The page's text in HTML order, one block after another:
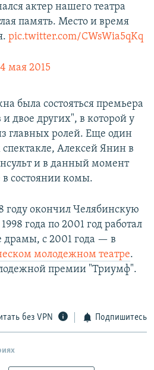
актер нашего театра
память. Место и время
pic.twitter.com/CWsWia5qKq
мая 2015
была состояться премьера
двое других", в которой у
главных ролей. Еще один
Алексей Янин в
и в данный момент
в состоянии комы.
году окончил Челябинскую
года по 2001 год работал
драмы, с 2001 года — в
молодежном театре.
премии "Триумф".
без VPN Подпишитесь